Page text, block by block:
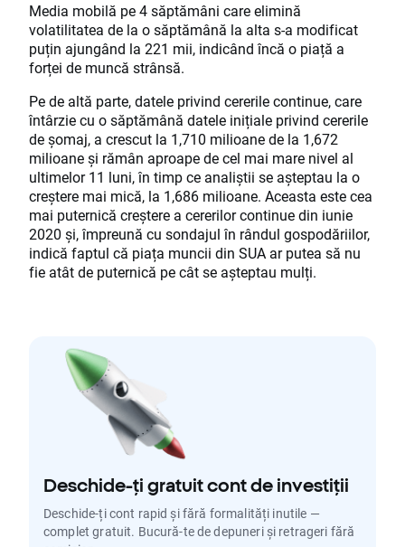
Media mobilă pe 4 săptămâni care elimină
volatilitatea de la o săptămână la alta s-a modificat
puțin ajungând la 221 mii, indicând încă o piață a
forței de muncă strânsă.
Pe de altă parte, datele privind cererile continue, care
întârzie cu o săptămână datele inițiale privind cererile
de șomaj, a crescut la 1,710 milioane de la 1,672
milioane și rămân aproape de cel mai mare nivel al
ultimelor 11 luni, în timp ce analiștii se așteptau la o
creștere mai mică, la 1,686 milioane. Aceasta este cea
mai puternică creștere a cererilor continue din iunie
2020 și, împreună cu sondajul în rândul gospodăriilor,
indică faptul că piața muncii din SUA ar putea să nu
fie atât de puternică pe cât se așteptau mulți.
Deschide-ți gratuit cont de investiții
Deschide-ți cont rapid și fără formalități inutile —
complet gratuit. Bucură-te de depuneri și retrageri fără